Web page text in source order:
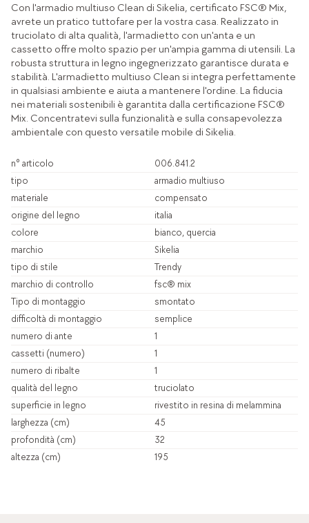
Con l'armadio multiuso Clean di Sikelia, certificato FSC® Mix,
avrete un pratico tuttofare per la vostra casa. Realizzato in
truciolato di alta qualità, l'armadietto con un'anta e un
cassetto offre molto spazio per un'ampia gamma di utensili. La
robusta struttura in legno ingegnerizzato garantisce durata e
stabilità. L'armadietto multiuso Clean si integra perfettamente
in qualsiasi ambiente e aiuta a mantenere l'ordine. La fiducia
nei materiali sostenibili è garantita dalla certificazione FSC®
Mix. Concentratevi sulla funzionalità e sulla consapevolezza
ambientale con questo versatile mobile di Sikelia.
n° articolo
006.841.2
tipo
armadio multiuso
materiale
compensato
origine del legno
italia
colore
bianco, quercia
marchio
Sikelia
tipo di stile
Trendy
marchio di controllo
fsc® mix
Tipo di montaggio
smontato
difficoltà di montaggio
semplice
numero di ante
1
cassetti (numero)
1
numero di ribalte
1
qualità del legno
truciolato
superficie in legno
rivestito in resina di melammina
larghezza (cm)
45
profondità (cm)
32
altezza (cm)
195